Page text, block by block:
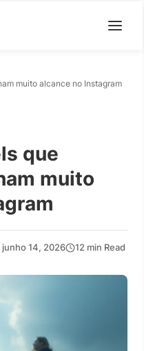
muito alcance no Instagram
que
muito
junho 14, 2026 12 min Read